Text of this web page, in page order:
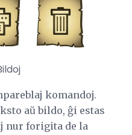
komandoj.
aŭ bildo, ĝi estas
nur forigita de la